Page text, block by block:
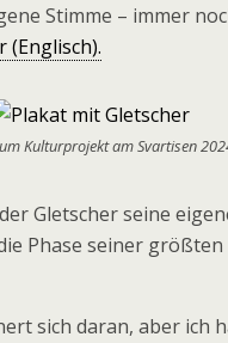
Stimme – immer
(Englisch).
Kulturprojekt am Svartisen
Gletscher seine
Phase seiner größten
sich daran, aber ich